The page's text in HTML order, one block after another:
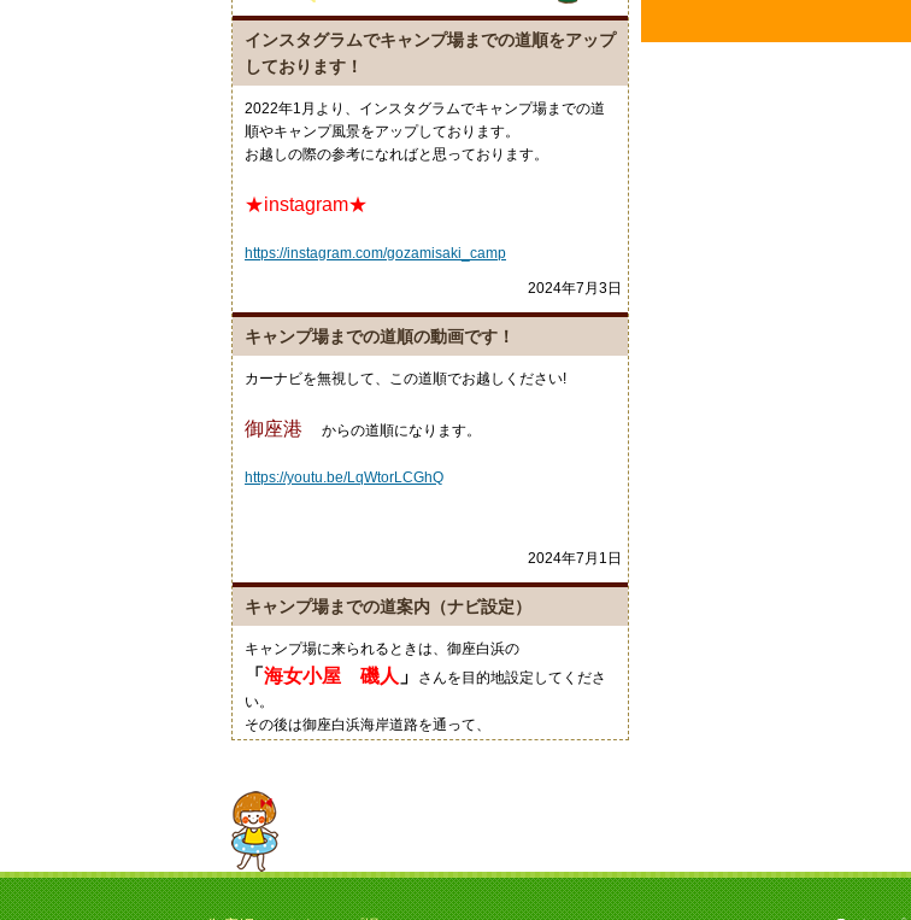
インスタグラムでキャンプ場までの道順をアップ
しております！
2022年1月より、インスタグラムでキャンプ場までの道
順やキャンプ風景をアップしております。
お越しの際の参考になればと思っております。
★instagram★
https://instagram.com/gozamisaki_camp
2024年7月3日
キャンプ場までの道順の動画です！
カーナビを無視して、この道順でお越しください!
御座港 からの道順になります。
https://youtu.be/LqWtorLCGhQ
2024年7月1日
キャンプ場までの道案内（ナビ設定）
キャンプ場に来られるときは、御座白浜の
「 海女小屋 磯人 」
さんを目的地設定してくださ
い。
その後は御座白浜海岸道路を通って、
グーグルマップやカーナビ等では、細い道を案内されま
すのでご注意ください。
キャンプにいい季節ですね！